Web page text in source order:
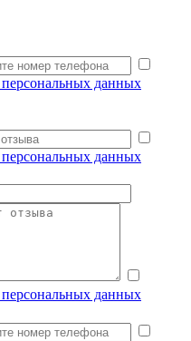
персональных данных
персональных данных
персональных данных